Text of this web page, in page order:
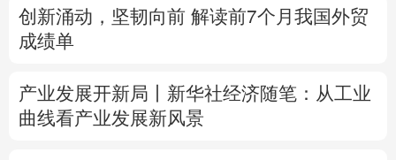
多语种频道
Русский язык
创新涌动，坚韧向前 解读前7个月我国外贸
成绩单
产业发展开新局丨 新华社经济随笔：从工业
曲线看产业发展新风景